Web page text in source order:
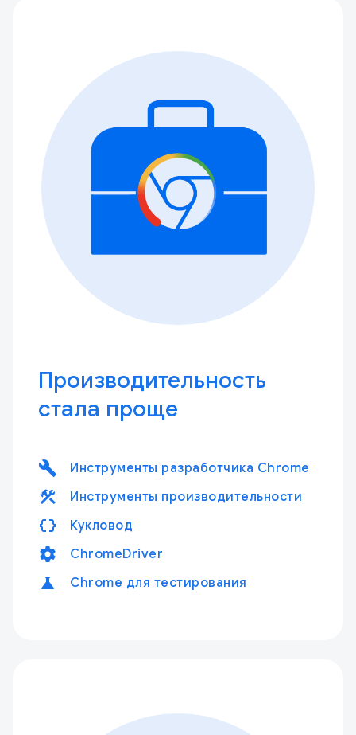
Производительность
стала проще
build Инструменты разработчика Chrome
construction Инструменты производительности
data_object Кукловод
settings ChromeDriver
science Chrome для тестирования